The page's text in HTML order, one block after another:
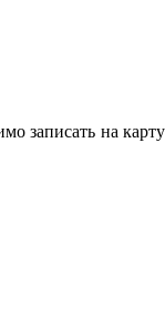
записать на карту